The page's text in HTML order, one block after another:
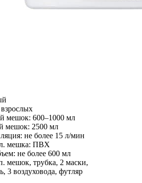
мешок: 600–1000 мл
мешок: 2500 мл
не более 15 л/мин
мешка: ПВХ
не более 600 мл
мешок, трубка, 2 маски,
3 воздуховода, футляр